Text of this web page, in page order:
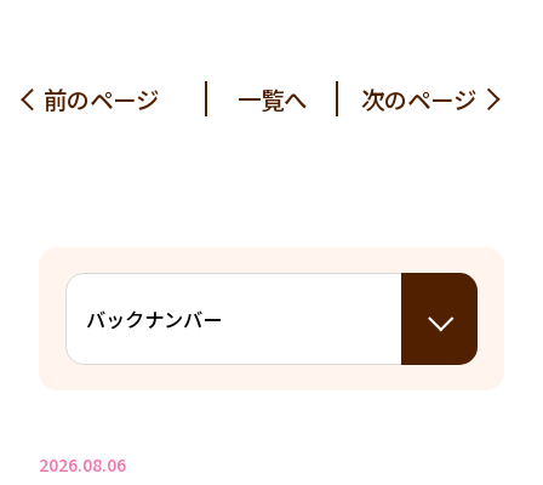
前のページ 一覧へ 次のページ
2026.08.06